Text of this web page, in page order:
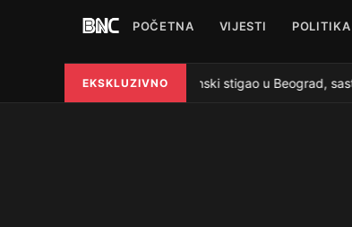
POČETNA VIJESTI POLITIKA
EKSKLUZIVNO
● Zelenski stigao u Beograd,